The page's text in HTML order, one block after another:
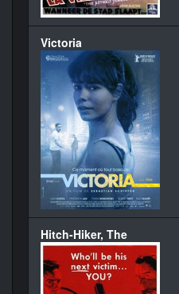
Victoria
Hitch-Hiker, The